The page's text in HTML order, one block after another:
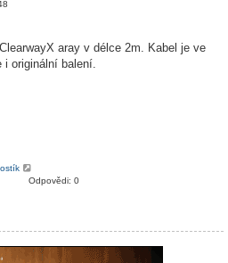
aray v délce 2m. Kabel je ve
i originální balení.
Odpovědi: 0